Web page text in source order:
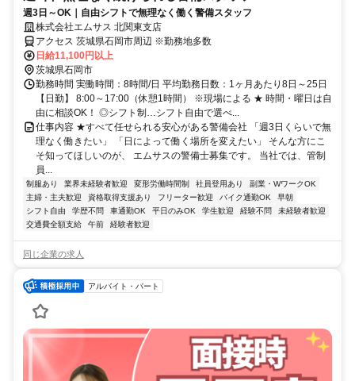
週3日～OK｜自由シフトで無理なく働く警備スタッフ
株式会社エムサス 北関東支店
アクセス 茨城県石岡市周辺 ※勤務地多数
日給11,100円以上
茨城県石岡市
勤務時間 実働時間：8時間/日 平均勤務日数：1ヶ月あたり8日～25日
【日勤】 8:00～17:00（休憩1時間） ※現場による ★ 時間・曜日は自
由に相談OK！ ◎シフト制…シフト自由で選べ...
仕事内容 ★すべて任せられる安心がある警備会社 「週3日くらいで無
理なく働きたい」 「日によって働く場所を変えたい」 そんな方にこ
そ知ってほしいのが、 エムサスの警備士募集です。 当社では、管制
員...
制服あり 業界未経験者歓迎 変形労働時間制 社員登用あり
副業・WワークOK
主婦・主夫歓迎
資格取得支援あり フリーター歓迎 バイク通勤OK
早朝
シフト自由
学歴不問 車通勤OK 平日のみOK 学生歓迎 経験不問
未経験者歓迎
交通費全額支給
午前 経験者歓迎
同じ企業の求人
アルバイト・パート